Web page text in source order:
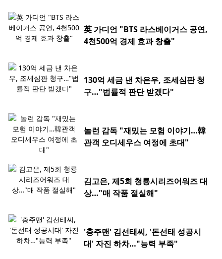
英 가디언 "BTS 라스베이거스 공연,
4천500억 경제 효과 창출"
130억 세금 낸 차은우, 조세심판 청
구…"법률적 판단 받겠다"
놀런 감독 "재밌는 모험 이야기…韓
관객 오디세우스 여정에 초대"
김고은, 제5회 청룡시리즈어워즈 대
상…"매 작품 절실해"
'충주맨' 김선태씨, '돈선태 성공시
대' 자진 하차…"능력 부족"